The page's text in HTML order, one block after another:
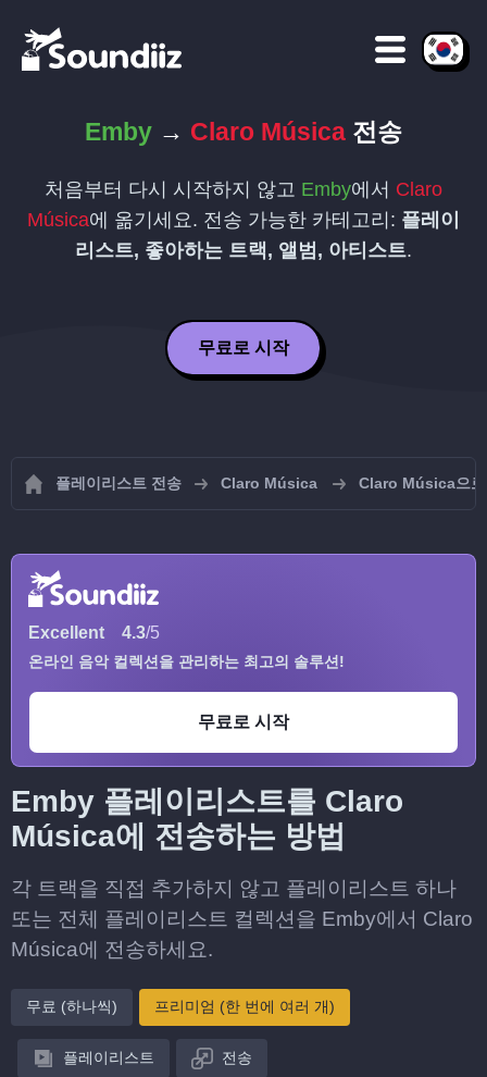
Emby → Claro Música 전송
처음부터 다시 시작하지 않고 Emby에서 Claro
Música에 옮기세요. 전송 가능한 카테고리: 플레이
리스트, 좋아하는 트랙, 앨범, 아티스트.
무료로 시작
플레이리스트 전송 Claro Música Claro Música으로
Excellent 4.3/5
온라인 음악 컬렉션을 관리하는 최고의 솔루션!
무료로 시작
Emby 플레이리스트를 Claro
Música에 전송하는 방법
각 트랙을 직접 추가하지 않고 플레이리스트 하나
또는 전체 플레이리스트 컬렉션을 Emby에서 Claro
Música에 전송하세요.
무료 (하나씩) 프리미엄 (한 번에 여러 개)
플레이리스트 전송